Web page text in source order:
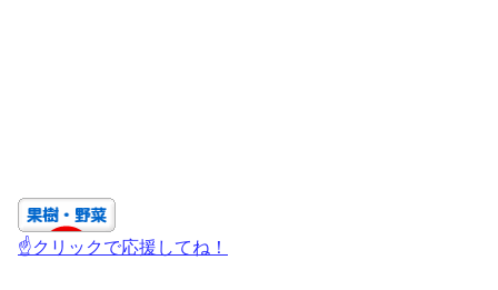
☝クリックで応援してね！